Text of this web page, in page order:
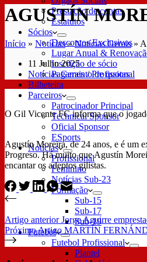
Prestação de contas
Estatutos
Sócios
Descontos Exclusivos
Lugar Anual &
Inscrição de sócio
Pagamento de quotas
Bilheteira
Parceiros
Patrocinador Principal
Technical Sponsor
Oficial Sponsor
ESports
Notícias
Profissional
Feminino
Notícias Sub-23
Formação
Sub-15
Sub-17
Sub-19
Futebol
Futebol Profissional
Plantel
AGUSTÍN
Início » Notícias»Notícias Gerais»
11 Julho 2025
Notícias Gerais/Profissional
O Gil Vicente FC informa que o
Agustín Moreira, de 24 anos, e é um
Progreso. Há muito que Agustín
encantar os adeptos gilistas.
Artigo anteriorJorge Aguirre
PróximoArtigo MARTÍN